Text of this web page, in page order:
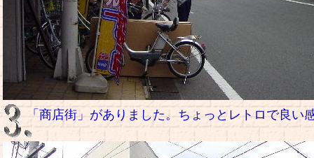
「商店街」がありました。ちょっとレトロで良い